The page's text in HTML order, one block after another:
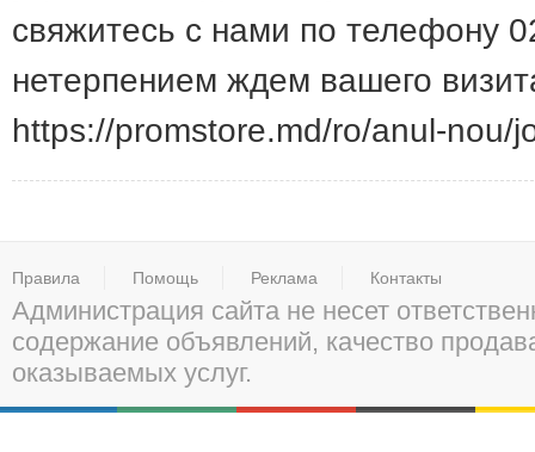
свяжитесь с нами по телефону
нетерпением ждем вашего
https://promstore.md/ro/anul-nou/
Правила Помощь Реклама Контакты
Администрация сайта не несет
содержание объявлений, качество
оказываемых услуг.